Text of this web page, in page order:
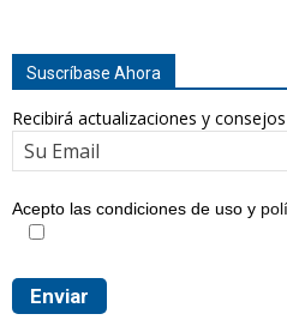
Suscríbase Ahora
Recibirá actualizaciones y consejos
Acepto las condiciones de uso y